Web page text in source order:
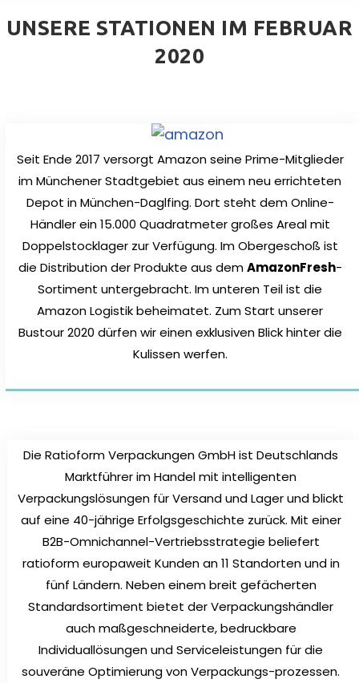
UNSERE STATIONEN IM FEBRUAR
2020
Seit Ende 2017 versorgt Amazon seine Prime-Mitglieder
im Münchener Stadtgebiet aus einem neu errichteten
Depot in München-Daglfing. Dort steht dem Online-
Händler ein 15.000 Quadratmeter großes Areal mit
Doppelstocklager zur Verfügung. Im Obergeschoß ist
die Distribution der Produkte aus demAmazonFresh-
Sortiment untergebracht. Im unteren Teil ist die
Amazon Logistik beheimatet. Zum Start unserer
Bustour 2020 dürfen wir einen exklusiven Blick hinter die
Kulissen werfen.
Die Ratioform Verpackungen GmbH ist Deutschlands
Marktführer im Handel mit intelligenten
Verpackungslösungen für Versand und Lager und blickt
auf eine 40-jährige Erfolgsgeschichte zurück. Mit einer
B2B-Omnichannel-Vertriebsstrategie beliefert
ratioform europaweit Kunden an 11 Standorten und in
fünf Ländern. Neben einem breit gefächerten
Standardsortiment bietet der Verpackungshändler
auch maßgeschneiderte, bedruckbare
Individuallösungen und Serviceleistungen für die
souveräne Optimierung von Verpackungs-prozessen.